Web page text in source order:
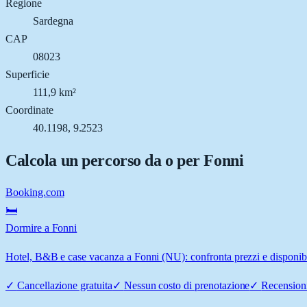
Regione
Sardegna
CAP
08023
Superficie
111,9 km²
Coordinate
40.1198, 9.2523
Calcola un percorso da o perFonni
Booking.com
🛏️
Dormire a Fonni
Hotel, B&B e case vacanza a Fonni (NU): confronta prezzi e
✓ Cancellazione gratuita✓ Nessun costo di prenotazione✓